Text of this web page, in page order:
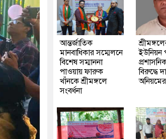
আন্তর্জাতিক
মানবাধিকার সম্মেলনে
বিশেষ সম্মাননা
পাওয়ায় ফারুক
খাঁনকে শ্রীমঙ্গলে
সংবর্ধনা
ইউনিয়ন
বিরুদ্ধে